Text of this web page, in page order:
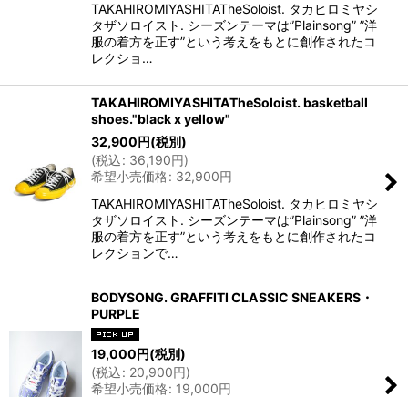
TAKAHIROMIYASHITATheSoloist. タカヒロミヤシ
タザソロイスト. シーズンテーマは”Plainsong” ”洋
服の着方を正す”という考えをもとに創作されたコ
レクショ…
TAKAHIROMIYASHITATheSoloist. basketball
shoes."black x yellow"
32,900円(税別)
(税込: 36,190円)
希望小売価格: 32,900円
TAKAHIROMIYASHITATheSoloist. タカヒロミヤシ
タザソロイスト. シーズンテーマは”Plainsong” ”洋
服の着方を正す”という考えをもとに創作されたコ
レクションで…
BODYSONG. GRAFFITI CLASSIC SNEAKERS・
PURPLE
19,000円(税別)
(税込: 20,900円)
希望小売価格: 19,000円